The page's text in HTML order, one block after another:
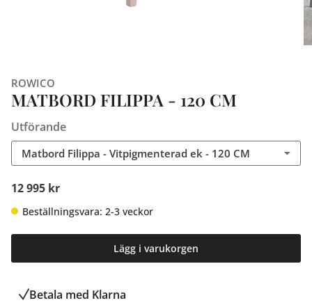
ROWICO
MATBORD FILIPPA - 120 CM
Utförande
Matbord Filippa - Vitpigmenterad ek - 120 CM
12 995 kr
Beställningsvara: 2-3 veckor
Lägg i varukorgen
Betala med Klarna